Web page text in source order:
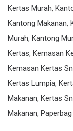
Kertas Murah,
Kantong Makanan,
Murah, Kantong
Kertas, Kemasan
Kemasan Kertas
Kertas Lumpia,
Makanan, Kertas
Makanan,